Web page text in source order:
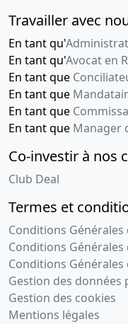
Travailler avec
En tant qu'
En tant qu'Avocat en
En tant que
En tant que
En tant que
En tant que Manager
Co-investir à nos
Club Deal
Termes et
Conditions Générales
Conditions Générales
Conditions Générales
Gestion des données
Gestion des cookies
Mentions légales